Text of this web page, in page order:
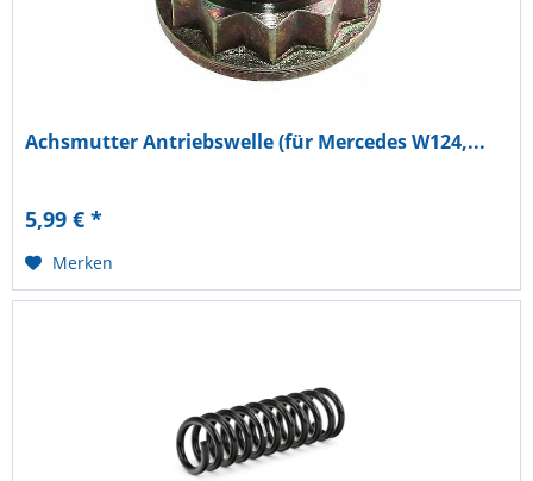
Achsmutter Antriebswelle (für Mercedes W124,...
5,99 € *
Merken